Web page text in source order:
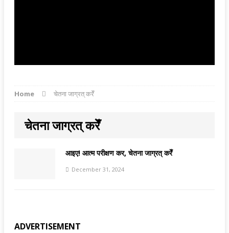
Home चेतना जाग्रत् करेँ
चेतना जाग्रत् करेँ
आइए! आत्म परीक्षण कर, चेतना जाग्रत् करेँ
December 31, 2024
ADVERTISEMENT